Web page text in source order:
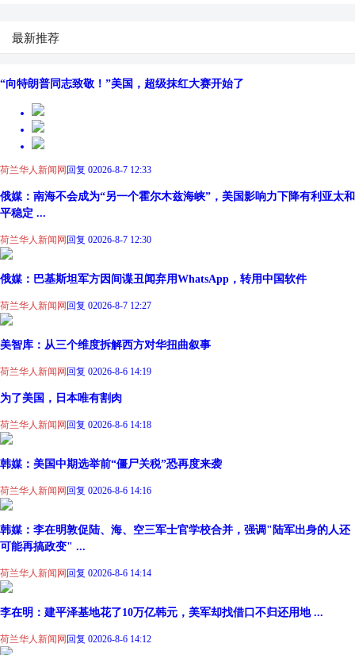
最新推荐
“向特朗普同志致敬！”美国，超级抹红大赛开始了
荷兰华人新闻网回复 02026-8-7 12:33
俄媒：南海不会成为“另一个霍尔木兹海峡”，美国影响力下降有利亚太和
平稳定 ...
荷兰华人新闻网回复 02026-8-7 12:30
俄媒：巴基斯坦军方因间谍丑闻弃用WhatsApp，转用中国软件
荷兰华人新闻网 回复 02026-8-7 12:27
美智库：从三个维度拆解西方对华扭曲叙事
荷兰华人新闻网 回复 02026-8-6 14:19
为了美国，日本唯有割肉
荷兰华人新闻网 回复 02026-8-6 14:18
韩媒：美国中期选举前“僵尸关税”恐再度来袭
荷兰华人新闻网 回复 02026-8-6 14:16
韩媒：李在明敦促陆、海、空三军士官学校合并，强调"陆军出身的人还
可能再搞政变" ...
荷兰华人新闻网 回复 02026-8-6 14:14
李在明：建平泽基地花了10万亿韩元，美军却找借口不归还用地 ...
荷兰华人新闻网 回复 02026-8-6 14:12